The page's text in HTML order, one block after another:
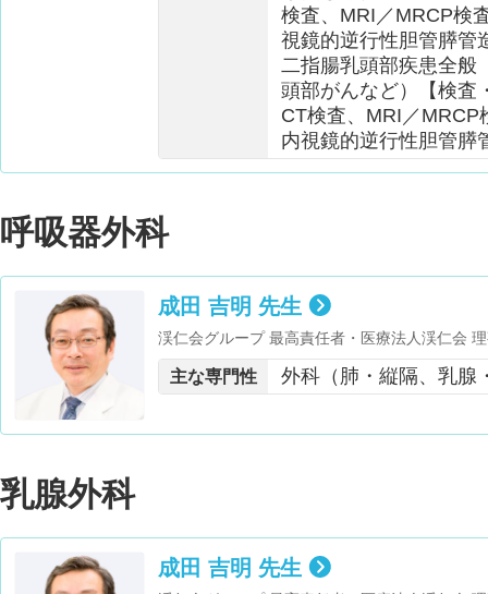
検査、MRI／MRCP検
視鏡的逆行性胆管膵管
二指腸乳頭部疾患全般
頭部がんなど）【検査
CT検査、MRI／
内視鏡的逆行性胆管膵
呼吸器外科
成田 吉明 先生
渓仁会グループ 最高責任者・医療法人渓仁会
道外科学会 評議員・日本臨床外科学会北海道
評議員・監事・札幌市医師会 監事・札幌市医
主な専門性 外科（肺・縦隔、乳腺
乳腺外科
成田 吉明 先生